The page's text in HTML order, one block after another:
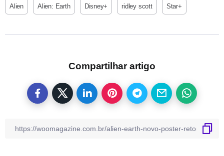
Alien Alien: Earth Disney+ ridley scott Star+
Compartilhar artigo